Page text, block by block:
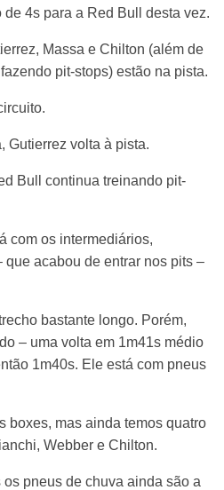
4s para a Red Bull desta vez.
Massa e Chilton (além de
pit-stops) estão na pista.
Gutierrez volta à pista.
Bull continua treinando pit-
com os intermediários,
que acabou de entrar nos pits –
bastante longo. Porém,
– uma volta em 1m41s médio
1m40s. Ele está com pneus
boxes, mas ainda temos quatro
Webber e Chilton.
os pneus de chuva ainda são a